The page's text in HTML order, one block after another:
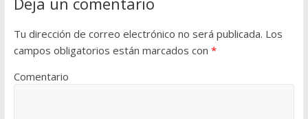
Tu dirección de correo electrónico no será publicada. Los
campos obligatorios están marcados con *
Comentario